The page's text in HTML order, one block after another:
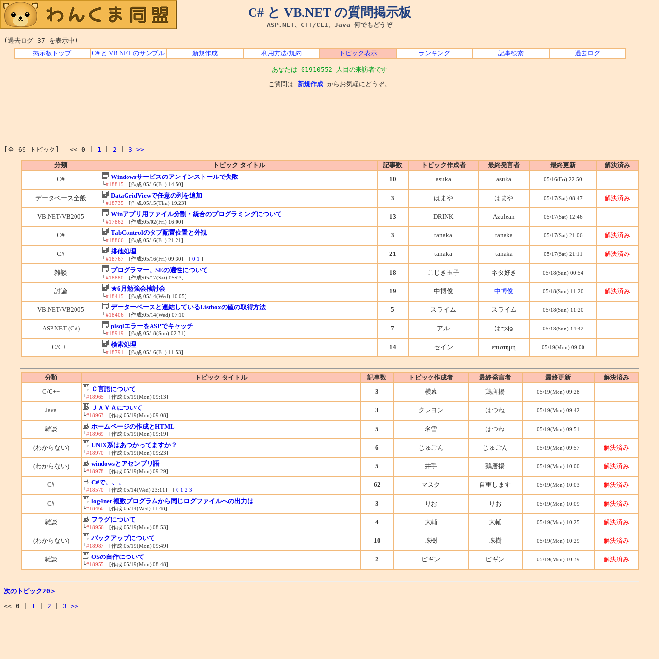
C# と VB.NET の質問掲示板
ASP.NET、C++/CLI、Java 何でもどうぞ
(過去ログ 37 を表示中)
掲示板トップ C# と VB.NET のサンプル 新規作成 利用方法/規約 トピック表示 ランキング 記事検索 過去ログ
あなたは 01910552 人目の来訪者です
ご質問は 新規作成 からお気軽にどうぞ。
[全 69 トピック] << 0 1 2 3 >>
分類 トピック タイトル 記事数 トピック作成者 最終発言者 最終更新 解決済み
C# Windowsサービスのアンインストールで失敗
└#18815 [作成:05/16(Fri) 14:50]
10 asuka asuka 05/16(Fri) 22:50
データベース全般 DataGridViewで任意の列を追加
└#18735 [作成:05/15(Thu) 19:23]
3 はまや はまや 05/17(Sat) 08:47 解決済み
VB.NET/VB2005 Winアプリ用ファイル分割・統合のプログラミングについて
└#17862 [作成:05/02(Fri) 16:00]
13 DRINK Azulean 05/17(Sat) 12:46
C# TabControlのタブ配置位置と外観
└#18866[作成:05/16(Fri) 21:21]
3 tanaka tanaka 05/17(Sat) 21:06 解決済み
C# 排他処理
└#18767 [作成:05/16(Fri) 09:30] [ 0 1
21 tanaka tanaka 05/17(Sat) 21:11 解決済み
雑談 プログラマー、SEの適性について
└#18880 [作成:05/17(Sat) 05:03]
18 こじき玉子 ネタ好き 05/18(Sun) 00:54
討論 ★6月勉強会検討会
└#18415 [作成:05/14(Wed) 10:05]
19 中博俊 中博俊 05/18(Sun) 11:20 解決済み
VB.NET/VB2005 データーベースと連結しているListboxの値の取得方法
└#18406[作成:05/14(Wed) 07:10]
5 スライム スライム 05/18(Sun) 11:20
ASP.NET (C#) plsqlエラーをASPでキャッチ
└#18919 [作成:05/18(Sun) 02:31]
7 アル はつね 05/18(Sun) 14:42
C/C++ 検索処理
└#18791 [作成:05/16(Fri) 11:53]
14 セイン επιστημη 05/19(Mon) 09:00
分類 トピック タイトル 記事数 トピック作成者 最終発言者 最終更新 解決済み
C/C++ Ｃ言語について
└#18965 [作成:05/19(Mon) 09:13]
3 横幕 鶏唐揚 05/19(Mon) 09:28
Java ＪＡＶＡについて
└#18963 [作成:05/19(Mon) 09:08]
3 クレヨン はつね 05/19(Mon) 09:42
雑談 ホームページの作成とHTML
└#18969 [作成:05/19(Mon) 09:19]
5 名雪 はつね 05/19(Mon) 09:51
(わからない) UNIX系はあつかってますか？
└#18970 [作成:05/19(Mon) 09:23]
6 じゅごん じゅごん 05/19(Mon) 09:57 解決済み
(わからない) windowsとアセンブリ語
└#18978 [作成:05/19(Mon) 09:29]
5 井手 鶏唐揚 05/19(Mon) 10:00 解決済み
C# C#で、、、
└#18570 [作成:05/14(Wed) 23:11] [ 0 1 2 3 ]
62 マスク 自重します 05/19(Mon) 10:03 解決済み
C# log4net 複数プログラムから同じログファイルへの出力は
└#18460 [作成:05/14(Wed) 11:48]
3 りお りお 05/19(Mon) 10:09 解決済み
雑談 フラグについて
└#18956[作成:05/19(Mon) 08:53]
4 大輔 大輔 05/19(Mon) 10:25 解決済み
(わからない) バックアップについて
└#18987 [作成:05/19(Mon) 09:49]
10 珠樹 珠樹 05/19(Mon) 10:29 解決済み
雑談 OSの自作について
└#18955 [作成:05/19(Mon) 08:48]
2 ビギン ビギン 05/19(Mon) 10:39 解決済み
次のトピック20＞
<< 0 1 2 3 >>